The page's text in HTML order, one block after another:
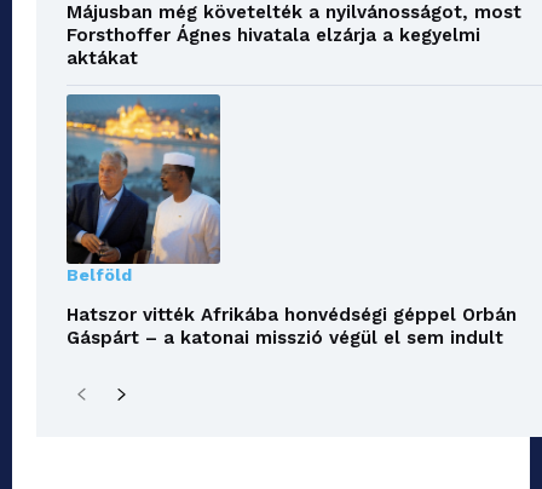
Májusban még követelték a nyilvánosságot, most
Forsthoffer Ágnes hivatala elzárja a kegyelmi
aktákat
Belföld
Hatszor vitték Afrikába honvédségi géppel Orbán
Gáspárt – a katonai misszió végül el sem indult